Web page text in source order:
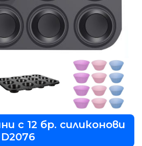
с 12 бр. силиконови